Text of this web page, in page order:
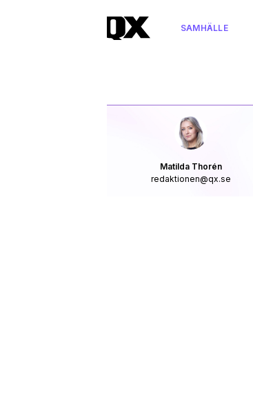
SAMHÄLLE
Matilda Thorén
redaktionen@qx.se